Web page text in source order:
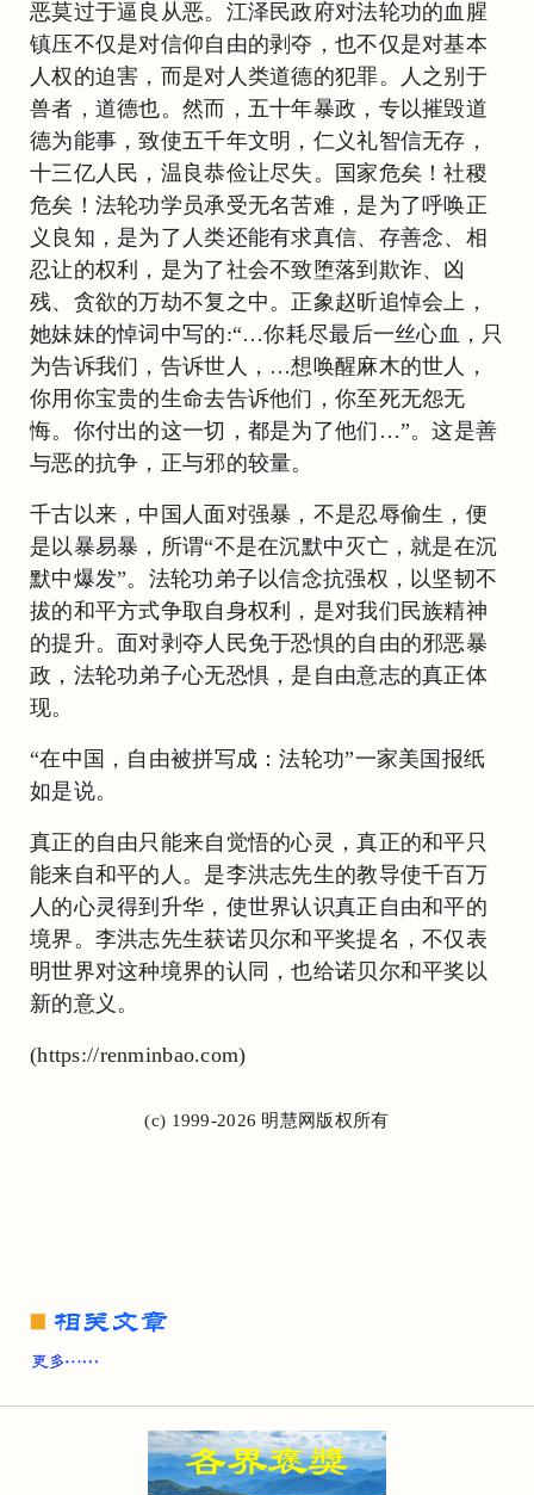
恶莫过于逼良从恶。江泽民政府对法轮功的血腥
镇压不仅是对信仰自由的剥夺，也不仅是对基本
人权的迫害，而是对人类道德的犯罪。人之别于
兽者，道德也。然而，五十年暴政，专以摧毁道
德为能事，致使五千年文明，仁义礼智信无存，
十三亿人民，温良恭俭让尽失。国家危矣！社稷
危矣！法轮功学员承受无名苦难，是为了呼唤正
义良知，是为了人类还能有求真信、存善念、相
忍让的权利，是为了社会不致堕落到欺诈、凶
残、贪欲的万劫不复之中。正象赵昕追悼会上，
她妹妹的悼词中写的:“…你耗尽最后一丝心血，只
为告诉我们，告诉世人，…想唤醒麻木的世人，
你用你宝贵的生命去告诉他们，你至死无怨无
悔。你付出的这一切，都是为了他们…”。这是善
与恶的抗争，正与邪的较量。
千古以来，中国人面对强暴，不是忍辱偷生，便
是以暴易暴，所谓“不是在沉默中灭亡，就是在沉
默中爆发”。法轮功弟子以信念抗强权，以坚韧不
拔的和平方式争取自身权利，是对我们民族精神
的提升。面对剥夺人民免于恐惧的自由的邪恶暴
政，法轮功弟子心无恐惧，是自由意志的真正体
现。
“在中国，自由被拼写成：法轮功”一家美国报纸
如是说。
真正的自由只能来自觉悟的心灵，真正的和平只
能来自和平的人。是李洪志先生的教导使千百万
人的心灵得到升华，使世界认识真正自由和平的
境界。李洪志先生获诺贝尔和平奖提名，不仅表
明世界对这种境界的认同，也给诺贝尔和平奖以
新的意义。
(https://renminbao.com)
(c) 1999-2026 明慧网版权所有